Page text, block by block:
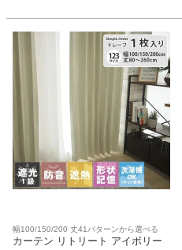
幅100/150/200 丈41パターンから選べる
カーテン リトリート アイボリー